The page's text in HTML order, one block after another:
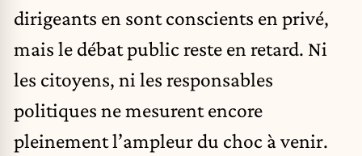
dirigeants en sont conscients en privé,
mais le débat public reste en retard. Ni
les citoyens, ni les responsables
politiques ne mesurent encore
pleinement l’ampleur du choc à venir.